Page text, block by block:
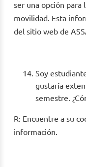
ser una opción para
movilidad. Esta
del sitio web de
Soy
gustaría
semestre.
R: Encuentre a su
información.